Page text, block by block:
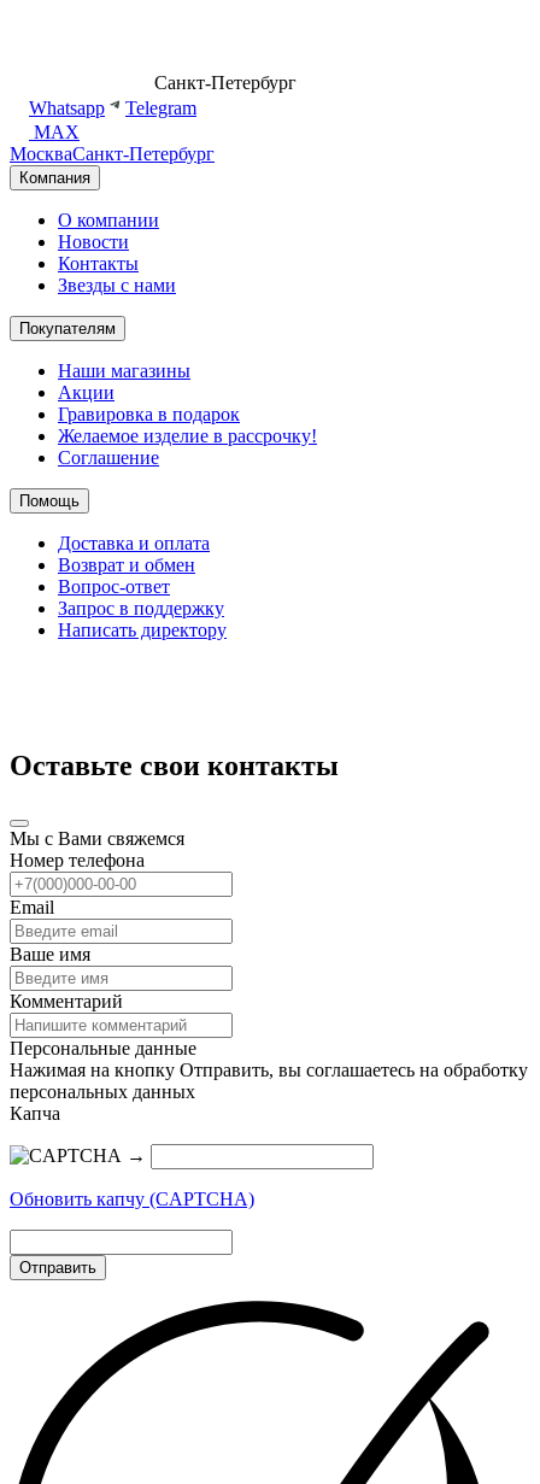
Санкт-Петербург
Whatsapp
Telegram
MAX
МоскваСанкт-Петербург
Компания
О компании
Новости
Контакты
Звезды с нами
Покупателям
Наши магазины
Акции
Гравировка в подарок
Желаемое изделие в рассрочку!
Соглашение
Помощь
Доставка и оплата
Возврат и обмен
Вопрос-ответ
Запрос в поддержку
Написать директору
Оставьте свои контакты
Мы с Вами свяжемся
Номер телефона
Email
Ваше имя
Комментарий
Персональные данные
Нажимая на кнопку Отправить, вы соглашаетесь на обработку
персональных данных
Капча
→
Обновить капчу (CAPTCHA)
Отправить